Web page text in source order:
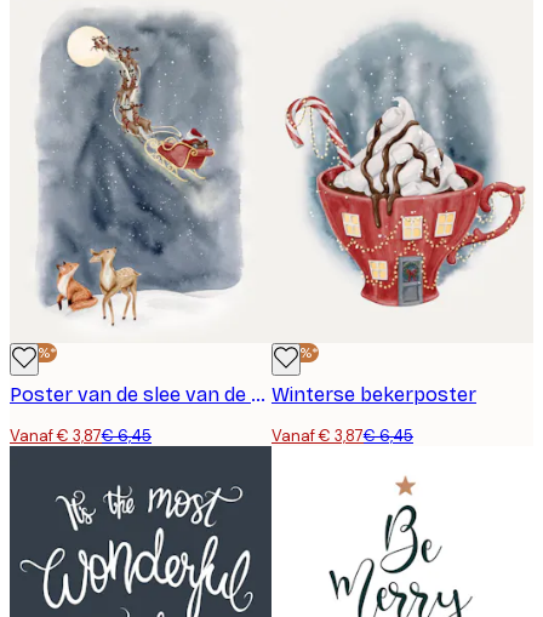
-40%*
Poster van de slee van de kerstman
Vanaf € 3,87€ 6,45
-40%*
Winterse bekerposter
Vanaf € 3,87€ 6,45